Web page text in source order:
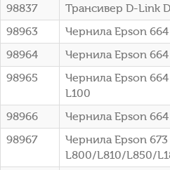
98837
Трансивер D-Link
98963
Чернила Epson
98964
Чернила Epson
98965
Чернила Epson
L100
98966
Чернила Epson
98967
Чернила Epson
L800/L810/L850/